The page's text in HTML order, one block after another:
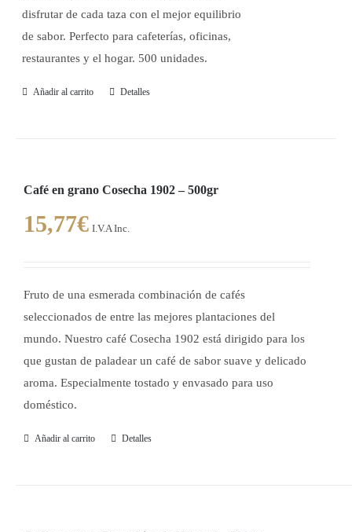
disfrutar de cada taza con el mejor equilibrio
de sabor. Perfecto para cafeterías, oficinas,
restaurantes y el hogar. 500 unidades.
Añadir al carrito Detalles
Café en grano Cosecha 1902 – 500gr
15,77€ I.V.A Inc.
Fruto de una esmerada combinación de cafés
seleccionados de entre las mejores plantaciones del
mundo. Nuestro café Cosecha 1902 está dirigido para los
que gustan de paladear un café de sabor suave y delicado
aroma. Especialmente tostado y envasado para uso
doméstico.
Añadir al carrito Detalles